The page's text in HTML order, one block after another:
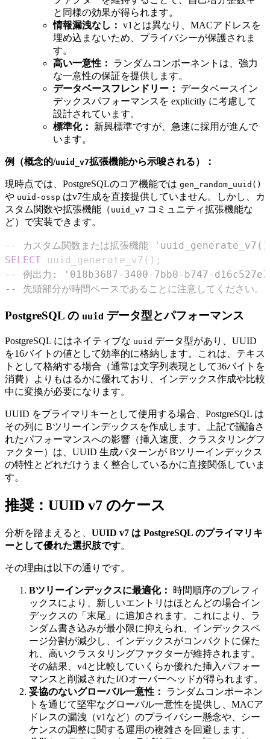
と同様の効果が得られます。
情報漏洩なし： v1とは異なり、MACアドレスを
埋め込まないため、プライバシーが保護されま
す。
高い一意性：
ランダムコンポーネントは、強力
な一意性の保証を提供します。
データベースフレンドリー：
データベースイン
デックスパフォーマンスを explicitly に考慮して
設計されています。
標準化：
新興標準ですが、急速に採用が進んで
います。
例（概念的/uuid_v7拡張機能から示唆される）：
現時点では、PostgreSQLのコア機能では gen_random_uuid()
や uuid-ossp はv7生成を直接提供していません。しかし、カ
スタム関数や拡張機能（ uuid_v7 コミュニティ拡張機能な
ど）で実装できます。
-- カスタム関数または拡張機能 'uuid_generate_v7()'
SELECT uuid_generate_v7 ( ) ;
-- 例出力: '018b3687-3400-7bb0-b747-
-- 先頭部分が時間ベースであることに注意してください。
PostgreSQL の uuid データ型とパフォーマンス
PostgreSQL にはネイティブな uuid データ型があり、UUID
を16バイトの値として効率的に格納します。これは、テキス
トとして格納する場合（通常は文字列表現として36バイトを
消費）よりもはるかに優れており、インデックス作成や比較
中に変換が必要になります。
UUID をプライマリキーとして使用する場合、PostgreSQL は
その列に Bツリーインデックスを作成します。上記で議論さ
れたパフォーマンスへの影響（挿入速度、クラスタリングフ
ァクター）は、UUID 生成パターンが Bツリーインデックス
の特性とどれだけうまく整合しているかに直接関係していま
す。
推奨：UUID v7 のケース
分析を踏まえると、 UUID v7 は PostgreSQL のプライマリキ
ーとして優れた選択肢です。
その理由は以下の通りです。
Bツリーインデックスに最適化：
時間順序のプレフィ
ックスにより、新しいエントリはほとんどの場合イン
デックスの「末尾」に追加されます。これにより、ラ
ンダム書き込みが最小限に抑えられ、インデックスペ
ージ分割が減少し、インデックスがコンパクトに保た
れ、高いクラスタリングファクターが維持されます。
その結果、v4と比較していくらか優れた挿入パフォー
マンスと削減されたI/Oオーバーヘッドが得られます。
妥協のないグローバル一意性：
ランダムコンポーネン
トを通じて堅牢なグローバル一意性を提供し、MACア
ドレスの漏洩（v1など）のプライバシー懸念や、シー
ケンスの調整に関する運用の複雑さを回避します。